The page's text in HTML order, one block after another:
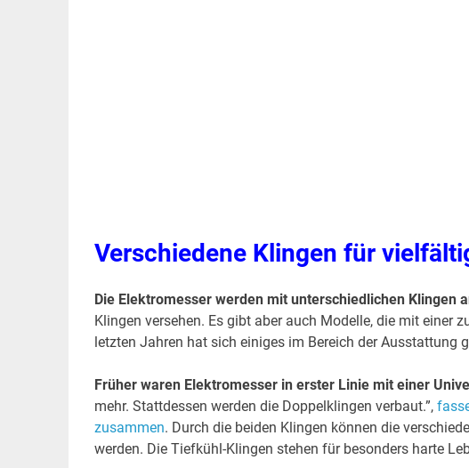
Verschiedene Klingen für
Die Elektromesser werden mit unterschiedlichen Klingen
Klingen versehen. Es gibt aber auch Modelle, die mit einer
letzten Jahren hat sich einiges im Bereich der Ausstattung
Früher waren Elektromesser in erster Linie mit einer
mehr. Stattdessen werden die Doppelklingen verbaut.”,
zusammen. Durch die beiden Klingen können die
werden. Die Tiefkühl-Klingen stehen für besonders harte